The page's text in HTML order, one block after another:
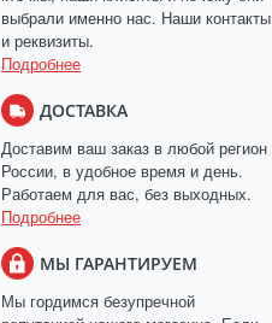
выбрали именно нас. Наши контакты
и реквизиты.
Подробнее
ДОСТАВКА
Доставим ваш заказ в любой регион
России, в удобное время и день.
Работаем для вас, без выходных.
Подробнее
МЫ ГАРАНТИРУЕМ
Мы гордимся безупречной